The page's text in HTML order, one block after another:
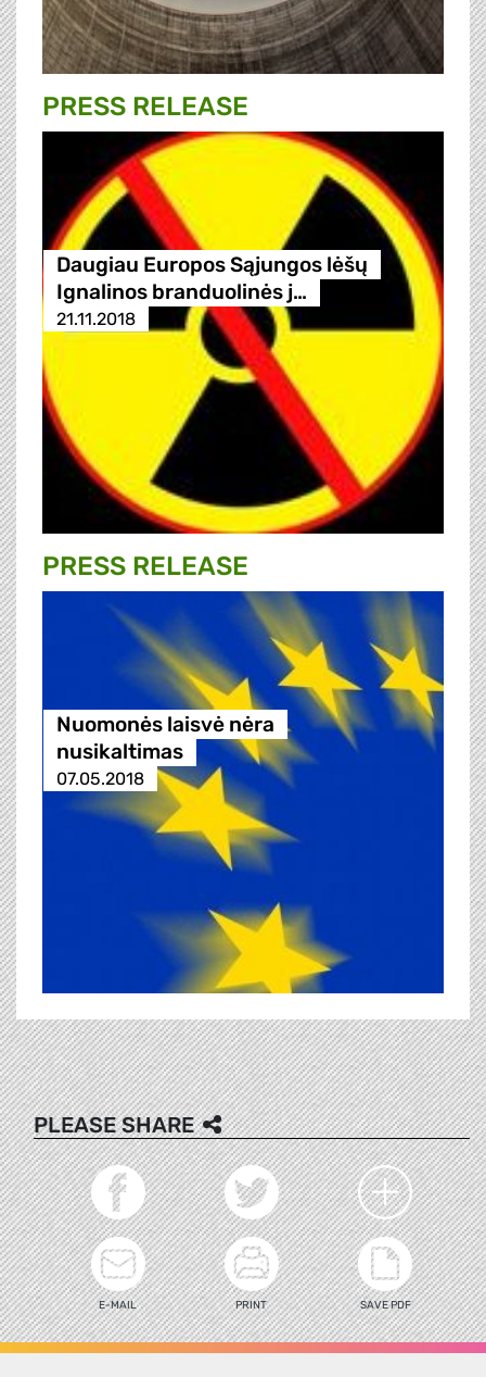
PRESS RELEASE
Daugiau Europos Sąjungos lėšų
Ignalinos branduolinės j…
21.11.2018
PRESS RELEASE
Nuomonės laisvė nėra
nusikaltimas
07.05.2018
PLEASE SHARE
E-MAIL PRINT SAVE PDF